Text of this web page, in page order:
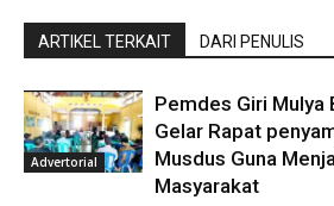
ARTIKEL TERKAIT DARI PENULIS
Advertorial
Pemdes Giri Mulya
Gelar Rapat
Musdus Guna
Masyarakat